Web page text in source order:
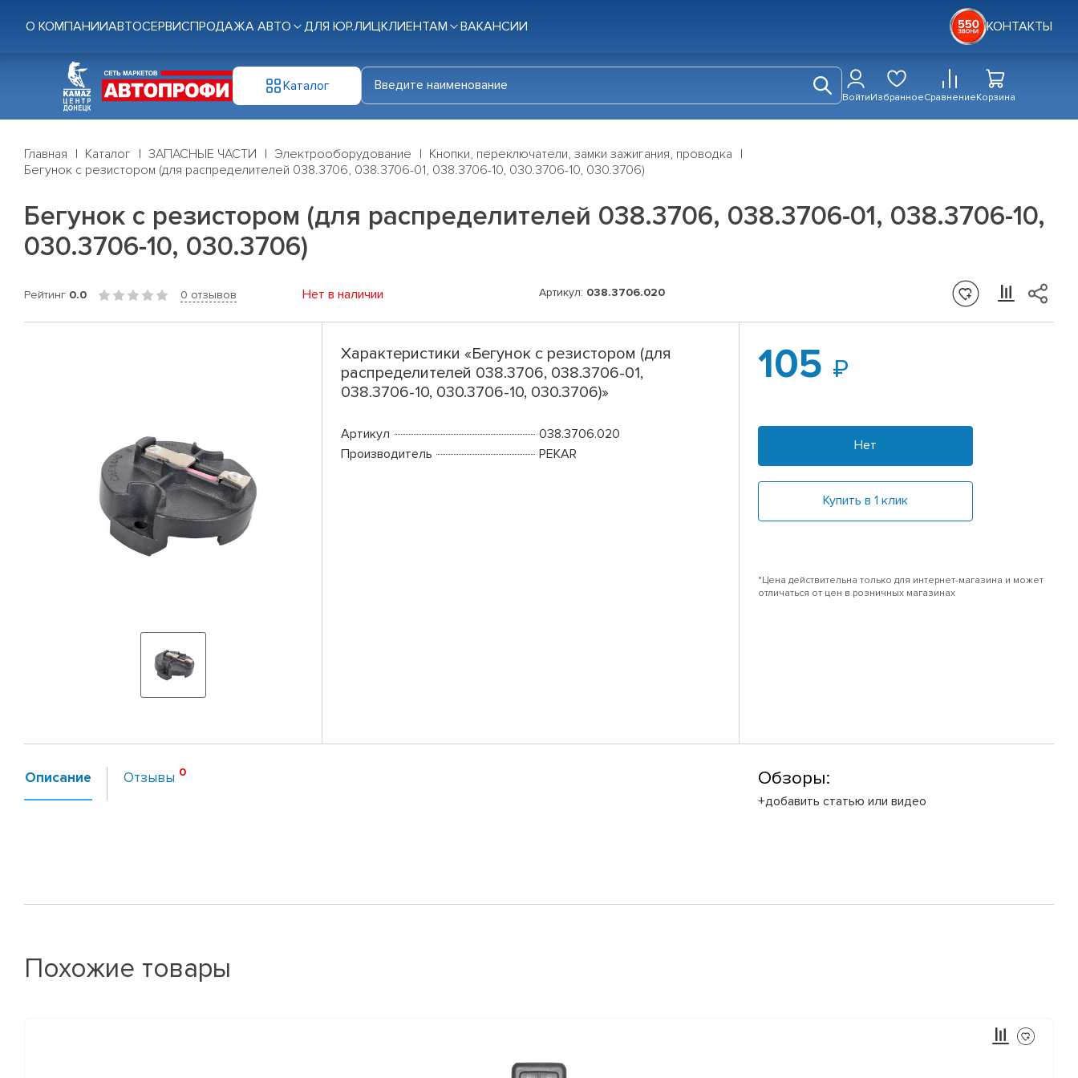
О КОМПАНИИАВТОСЕРВИСПРОДАЖА АВТО ДЛЯ ЮР.ЛИЦКЛИЕНТАМ ВАКАНСИИ КОНТАКТЫ
Каталог
ВойтиИзбранноеСравнениеКорзина
Главная Каталог ЗАПАСНЫЕ ЧАСТИ Электрооборудование
Кнопки, переключатели, замки зажигания, проводка
Бегунок с резистором (для распределителей 038.3706, 038.3706-01, 038.3706-10, 030.3706-10, 030.3706)
Бегунок с резистором (для распределителей 038.3706, 038.3706-01, 038.3706-10,
030.3706-10, 030.3706)
Рейтинг 0.0 0 отзывов Нет в наличии Артикул: 038.3706.020
Характеристики «Бегунок с резистором (для
распределителей 038.3706, 038.3706-01,
038.3706-10, 030.3706-10, 030.3706)»
Артикул
038.3706.020
Производитель
PEKAR
105
Нет
Купить в 1 клик
*Цена действительна только для интернет-магазина и может
отличаться от цен в розничных магазинах
Описание Отзывы Обзоры:
+добавить статью или видео
Похожие товары